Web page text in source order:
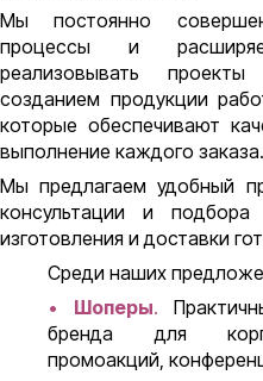
Мы постоянно
процессы и
реализовывать
созданием продукции
которые обеспечивают
выполнение каждого заказа.
Мы предлагаем удобный
консультации и
изготовления и доставки
Среди наших
• Шоперы.
бренда для
промоакций,